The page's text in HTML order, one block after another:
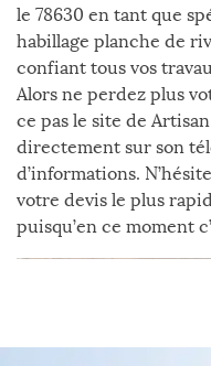
le 78630 en tant que
habillage planche de
confiant tous vos
Alors ne perdez plus
ce pas le site de
directement sur son
d’informations.
votre devis le plus
puisqu’en ce moment